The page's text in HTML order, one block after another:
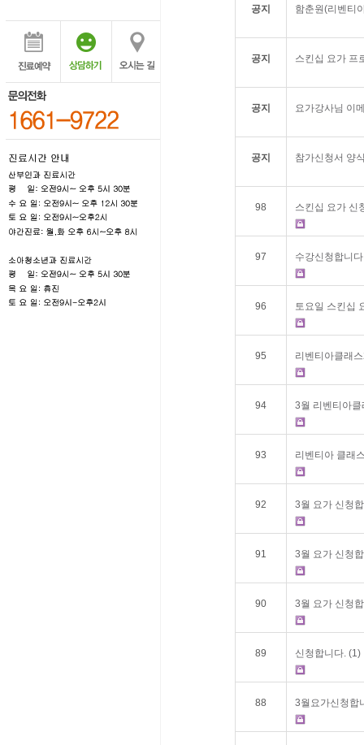
공지 함춘원(리벤티
공지 스킨십 요가 프
공지 요가강사님 이
공지 참가신청서 양
98 스킨십 요가 신
97 수강신청합니다
96 토요일 스킨십
95 리벤티아클래
94 3월 리벤티아
93 리벤티아 클래
92 3월 요가 신청
91 3월 요가 신청
90 3월 요가 신청
89 신청합니다. (1)
88 3월요가신청합